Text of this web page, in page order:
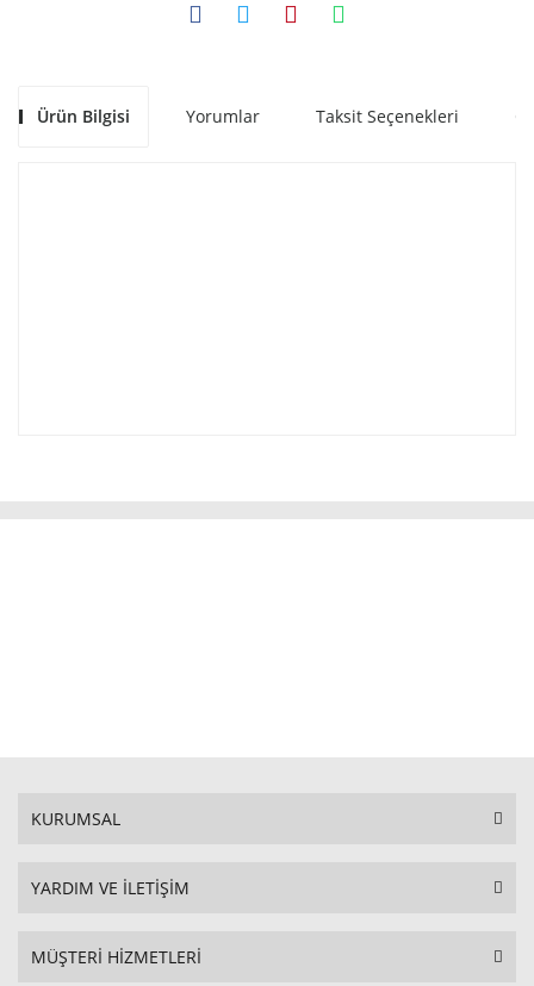
Ürün Bilgisi Yorumlar Taksit Seçenekleri
KURUMSAL
YARDIM VE İLETİŞİM
MÜŞTERİ HİZMETLERİ